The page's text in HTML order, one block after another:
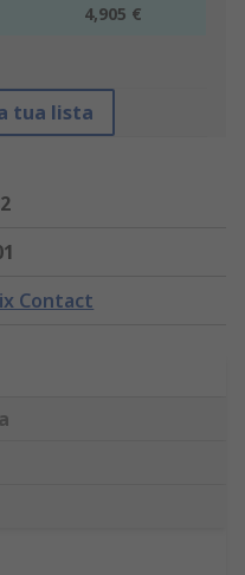
4,905 €
tua lista
Contact